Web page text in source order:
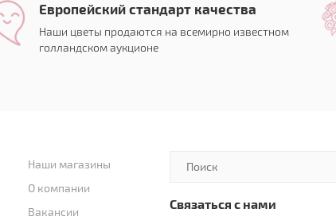
Европейский стандарт качества
Наши цветы продаются на всемирно известном
голландском аукционе
Наши магазины
О компании
Вакансии
Связаться с нами